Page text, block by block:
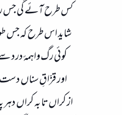
کس طرح آئے گی جس
شاید اس طرح کہ جس
کوئی رگ واہمۂ
اور قزّاقِ سناں دست
از کراں تا بہ کراں